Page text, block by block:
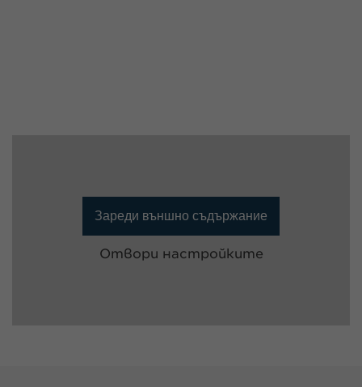
Зареди външно съдържание
Отвори настройките